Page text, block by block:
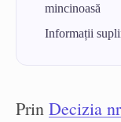
mincinoasă
Informații
Prin Decizia